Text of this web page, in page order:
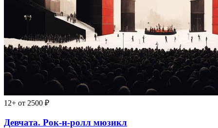
12+ от 2500 ₽
Девчата. Рок-н-ролл мюзикл